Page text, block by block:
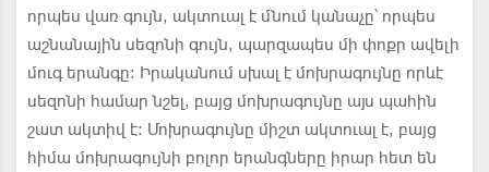
որպես վառ գույն, ակտուալ է մնում կանաչը՝ որպես
աշնանային սեզոնի գույն, պարզապես մի փոքր ավելի
մուգ երանգը: Իրականում սխալ է մոխրագույնը որևէ
սեզոնի համար նշել, բայց մոխրագույնը այս պահին
շատ ակտիվ է: Մոխրագույնը միշտ ակտուալ է, բայց
հիմա մոխրագույնի բոլոր երանգները իրար հետ են